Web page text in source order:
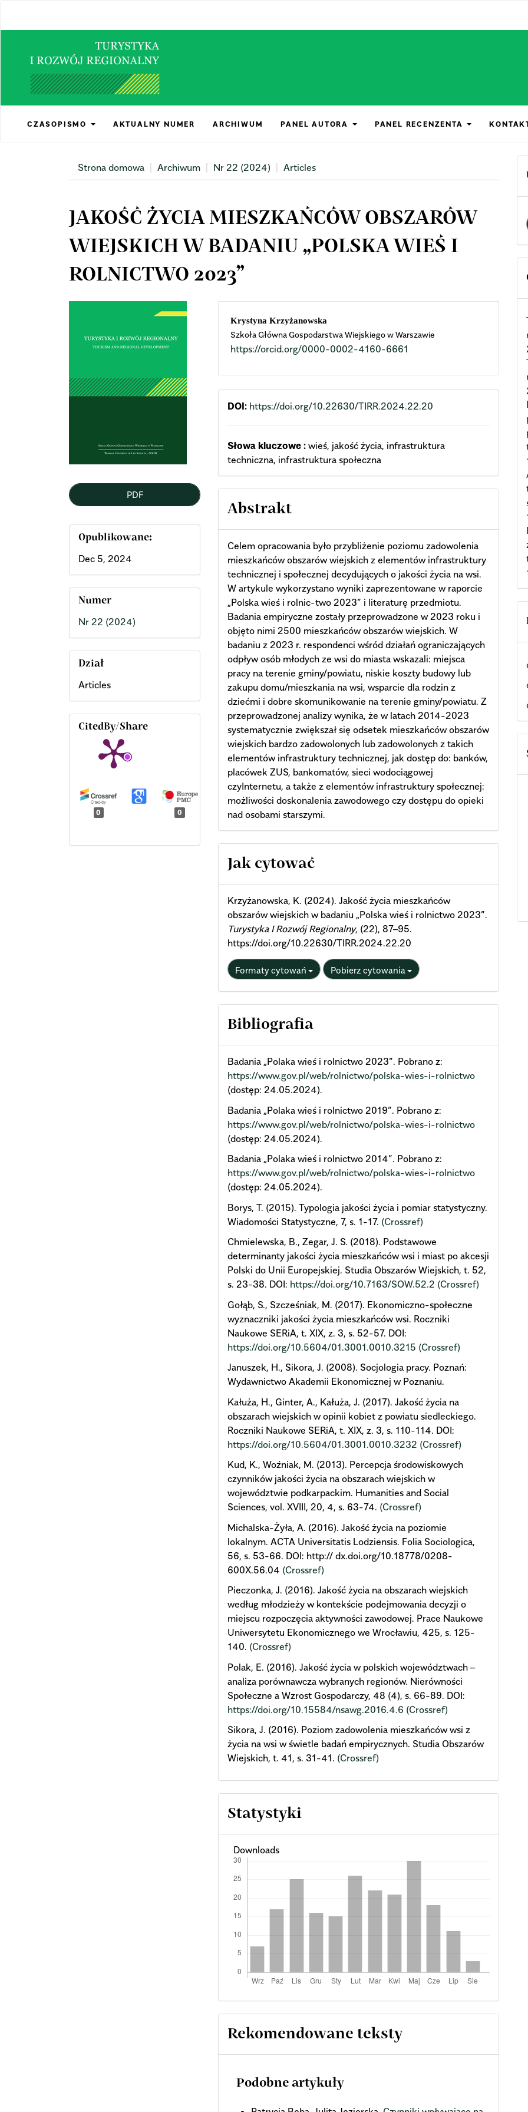
Sidebar
CZASOPISMO AKTUALNY NUMER ARCHIWUM PANEL AUTORA PANEL RECENZENTA
Strona domowa Archiwum Nr 22 (2024) Articles
JAKOŚĆ ŻYCIA MIESZKAŃCÓW OBSZARÓW
WIEJSKICH W BADANIU „POLSKA WIEŚ I
ROLNICTWO 2023”
Sidebar
PDF
Opublikowane:
Dec 5, 2024
Numer
Nr 22 (2024)
Dział
Articles
CitedBy/Share
0 0
Main
Article
Content
Krystyna Krzyżanowska
Szkoła Główna Gospodarstwa Wiejskiego w Warszawie
https://orcid.org/0000-0002-4160-6661
DOI: https://doi.org/10.22630/TIRR.2024.22.20
Słowa kluczowe : wieś, jakość życia, infrastruktura
techniczna, infrastruktura społeczna
Abstrakt
Celem opracowania było przybliżenie poziomu zadowolenia
mieszkańców obszarów wiejskich z elementów infrastruktury
technicznej i społecznej decydujących o jakości życia na wsi.
W artykule wykorzystano wyniki zaprezentowane w raporcie
„Polska wieś i rolnic-two 2023” i literaturę przedmiotu.
Badania empiryczne zostały przeprowadzone w 2023 roku i
objęto nimi 2500 mieszkańców obszarów wiejskich. W
badaniu z 2023 r. respondenci wśród działań ograniczających
odpływ osób młodych ze wsi do miasta wskazali: miejsca
pracy na terenie gminy/powiatu, niskie koszty budowy lub
zakupu domu/mieszkania na wsi, wsparcie dla rodzin z
dziećmi i dobre skomunikowanie na terenie gminy/powiatu. Z
przeprowadzonej analizy wynika, że w latach 2014-2023
systematycznie zwiększał się odsetek mieszkańców obszarów
wiejskich bardzo zadowolonych lub zadowolonych z takich
elementów infrastruktury technicznej, jak dostęp do: banków,
placówek ZUS, bankomatów, sieci wodociągowej
czyInternetu, a także z elementów infrastruktury społecznej:
możliwości doskonalenia zawodowego czy dostępu do opieki
nad osobami starszymi.
Article
Details
Jak cytować
Krzyżanowska, K. (2024). Jakość życia mieszkańców
obszarów wiejskich w badaniu „Polska wieś i rolnictwo 2023”.
Turystyka I Rozwój Regionalny, (22), 87–95.
https://doi.org/10.22630/TIRR.2024.22.20
Formaty cytowań Pobierz cytowania
Bibliografia
Badania „Polaka wieś i rolnictwo 2023”. Pobrano z:
https://www.gov.pl/web/rolnictwo/polska-wies-i-rolnictwo
(dostęp: 24.05.2024).
Badania „Polaka wieś i rolnictwo 2019”. Pobrano z:
https://www.gov.pl/web/rolnictwo/polska-wies-i-rolnictwo
(dostęp: 24.05.2024).
Badania „Polaka wieś i rolnictwo 2014”. Pobrano z:
https://www.gov.pl/web/rolnictwo/polska-wies-i-rolnictwo
(dostęp: 24.05.2024).
Borys, T. (2015). Typologia jakości życia i pomiar statystyczny.
Wiadomości Statystyczne, 7, s. 1-17. (Crossref)
Chmielewska, B., Zegar, J. S. (2018). Podstawowe
determinanty jakości życia mieszkańców wsi i miast po akcesji
Polski do Unii Europejskiej. Studia Obszarów Wiejskich, t. 52,
s. 23-38. DOI: https://doi.org/10.7163/SOW.52.2 (Crossref)
Gołąb, S., Szcześniak, M. (2017). Ekonomiczno-społeczne
wyznaczniki jakości życia mieszkańców wsi. Roczniki
Naukowe SERiA, t. XIX, z. 3, s. 52-57. DOI:
https://doi.org/10.5604/01.3001.0010.3215 (Crossref)
Januszek, H., Sikora, J. (2008). Socjologia pracy. Poznań:
Wydawnictwo Akademii Ekonomicznej w Poznaniu.
Kałuża, H., Ginter, A., Kałuża, J. (2017). Jakość życia na
obszarach wiejskich w opinii kobiet z powiatu siedleckiego.
Roczniki Naukowe SERiA, t. XIX, z. 3, s. 110-114. DOI:
https://doi.org/10.5604/01.3001.0010.3232 (Crossref)
Kud, K., Woźniak, M. (2013). Percepcja środowiskowych
czynników jakości życia na obszarach wiejskich w
województwie podkarpackim. Humanities and Social
Sciences, vol. XVIII, 20, 4, s. 63-74. (Crossref)
Michalska-Żyła, A. (2016). Jakość życia na poziomie
lokalnym. ACTA Universitatis Lodziensis. Folia Sociologica,
56, s. 53-66. DOI: http:// dx.doi.org/10.18778/0208-
600X.56.04 (Crossref)
Pieczonka, J. (2016). Jakość życia na obszarach wiejskich
według młodzieży w kontekście podejmowania decyzji o
miejscu rozpoczęcia aktywności zawodowej. Prace Naukowe
Uniwersytetu Ekonomicznego we Wrocławiu, 425, s. 125-
140. (Crossref)
Polak, E. (2016). Jakość życia w polskich województwach –
analiza porównawcza wybranych regionów. Nierówności
Społeczne a Wzrost Gospodarczy, 48 (4), s. 66-89. DOI:
https://doi.org/10.15584/nsawg.2016.4.6 (Crossref)
Sikora, J. (2016). Poziom zadowolenia mieszkańców wsi z
życia na wsi w świetle badań empirycznych. Studia Obszarów
Wiejskich, t. 41, s. 31-41. (Crossref)
Statystyki
Downloads
Rekomendowane teksty
Podobne artykuły